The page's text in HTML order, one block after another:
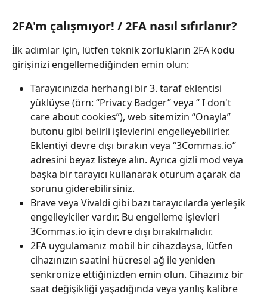
2FA'm çalışmıyor! / 2FA nasıl sıfırlanır?
İlk adımlar için, lütfen teknik zorlukların 2FA kodu
girişinizi engellemediğinden emin olun:
Tarayıcınızda herhangi bir 3. taraf eklentisi
yüklüyse (örn: “Privacy Badger” veya “ I don't
care about cookies”), web sitemizin “Onayla”
butonu gibi belirli işlevlerini engelleyebilirler.
Eklentiyi devre dışı bırakın veya “3Commas.io”
adresini beyaz listeye alın. Ayrıca gizli mod veya
başka bir tarayıcı kullanarak oturum açarak da
sorunu giderebilirsiniz.
Brave veya Vivaldi gibi bazı tarayıcılarda yerleşik
engelleyiciler vardır. Bu engelleme işlevleri
3Commas.io için devre dışı bırakılmalıdır.
2FA uygulamanız mobil bir cihazdaysa, lütfen
cihazınızın saatini hücresel ağ ile yeniden
senkronize ettiğinizden emin olun. Cihazınız bir
saat değişikliği yaşadığında veya yanlış kalibre